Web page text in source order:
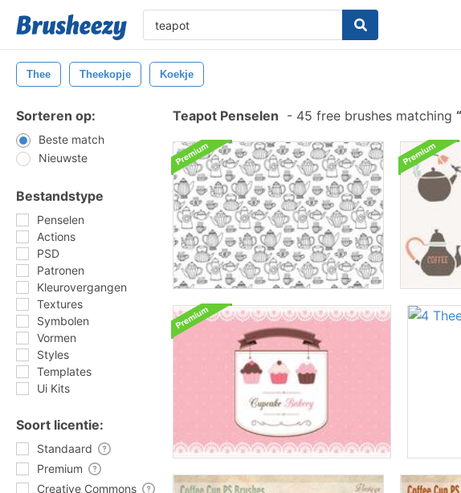
Thee Theekopje Koekje
Sorteren op:
Beste match
Nieuwste
Bestandstype
Penselen
Actions
PSD
Patronen
Kleurovergangen
Textures
Symbolen
Vormen
Styles
Templates
Ui Kits
Soort licentie:
Standaard
Premium
Creative Commons
Teapot Penselen - 45 free brushes matching